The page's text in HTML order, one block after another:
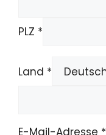
PLZ *
Land *
E-Mail-Adresse *